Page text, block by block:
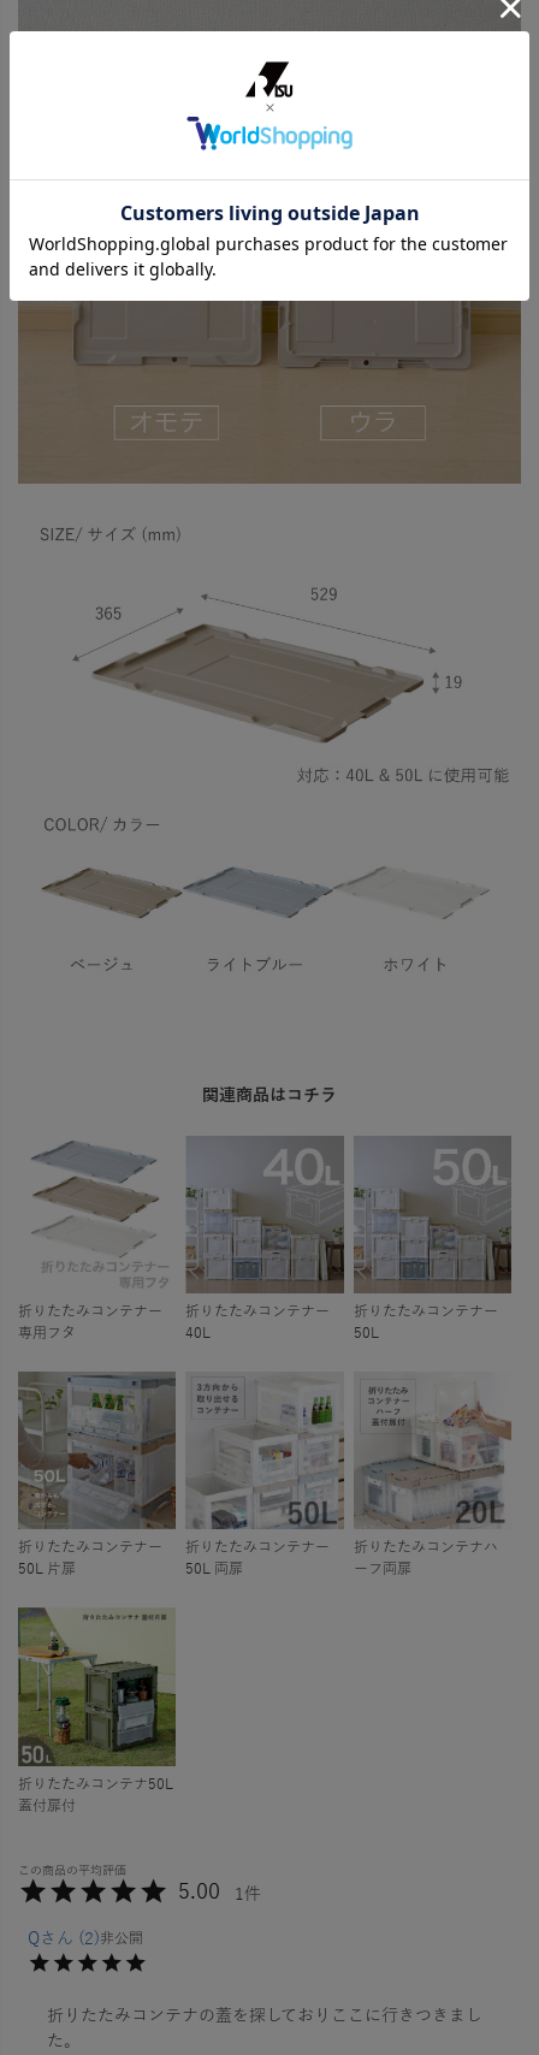
関連商品はコチラ
折りたたみコンテナー
専用フタ
折りたたみコンテナー
40L
折りたたみコンテナー
50L
折りたたみコンテナー
50L 片扉
折りたたみコンテナー
50L 両扉
折りたたみコンテナハ
ーフ両扉
折りたたみコンテナ50L
蓋付扉付
5.00 1
Q 2 非公開
折りたたみコンテナの蓋を探しておりここに行きつきまし
た。